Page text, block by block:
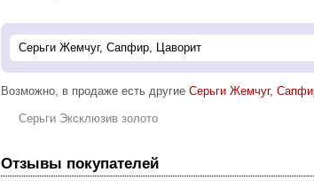
Возможно, в продаже есть другие Серьги Жемчуг,
Серьги Эксклюзив золото
Отзывы покупателей